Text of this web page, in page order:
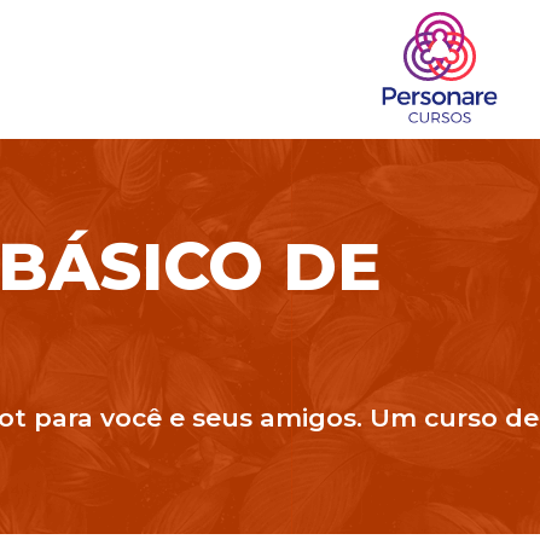
DE
para você e seus amigos. Um curso de